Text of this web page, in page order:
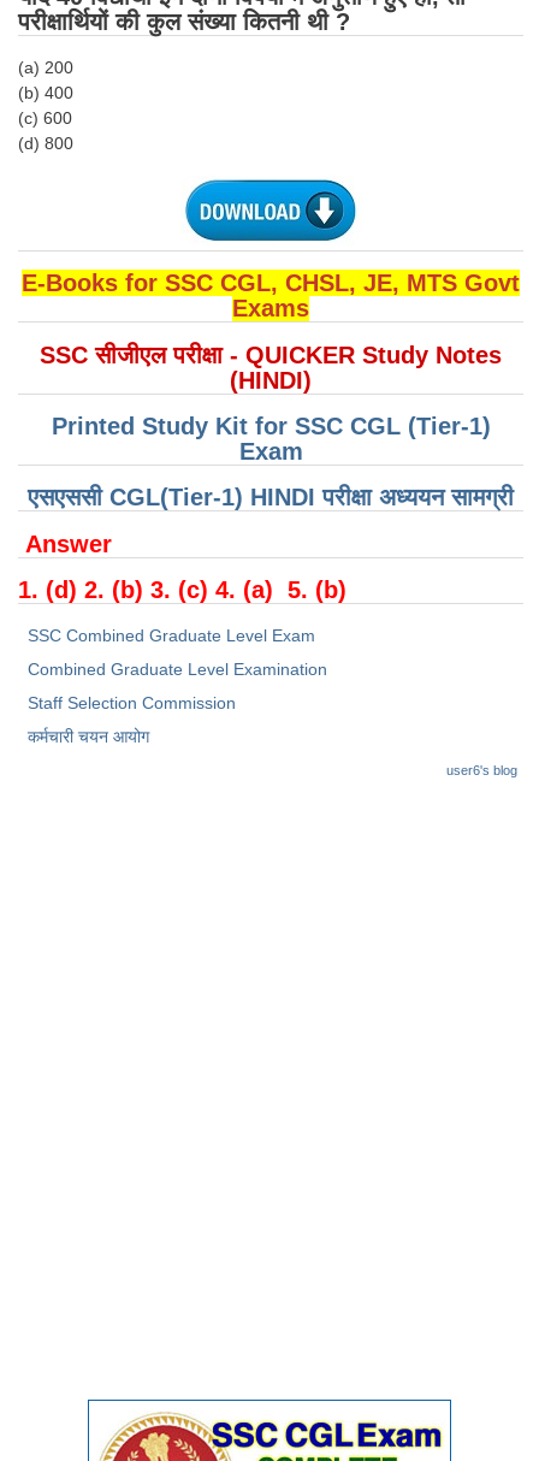
CHSL Syllabus
CHSL Exam Resources
CHSL Sample Paper
CHSL Study Notes
Stenographers Grade 'C&D'
SSC Junior Engineers (J.E.)
FCI Exam
CAPF / Delhi Police - SI (CPO)
SSC Exam Vacancies
Scientific Assistant Exam
ACIO (IB) Exam
MTS
परीक्षार्थियोंकी कुल संख्या कितनी थी ?
(a) 200
(b) 400
(c) 600
(d) 800
E-Books for SSC CGL, CHSL, JE, MTS Govt
Exams
SSC सीजीएल परीक्षा - QUICKER Study Notes
(HINDI)
Printed Study Kit for SSC CGL (Tier-1)
Exam
एसएससी CGL(Tier-1) HINDI परीक्षा ​​अध्ययन सामग्री
Answer
1. (d) 2. (b) 3. (c) 4. (a) 5. (b)
SSC Combined Graduate Level Exam
Combined Graduate Level Examination
Staff Selection Commission
कर्मचारी चयन आयोग
user6's blog